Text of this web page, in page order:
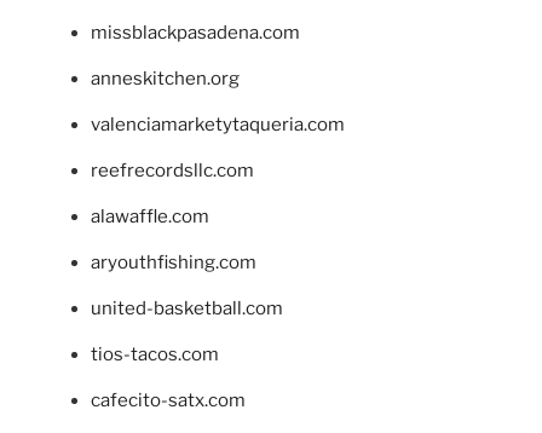
missblackpasadena.com
anneskitchen.org
valenciamarketytaqueria.com
reefrecordsllc.com
alawaffle.com
aryouthfishing.com
united-basketball.com
tios-tacos.com
cafecito-satx.com